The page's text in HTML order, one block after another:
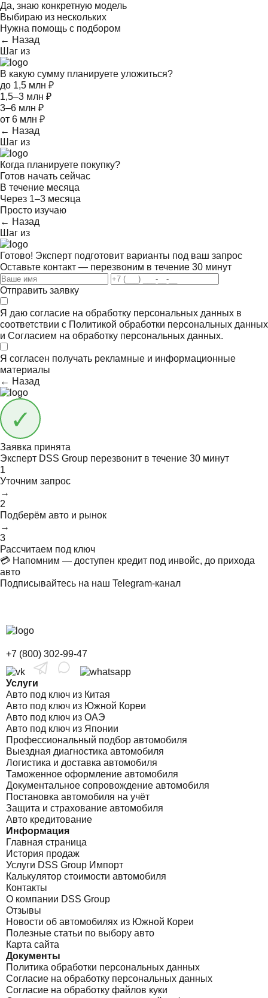
Да, знаю конкретную модель
Выбираю из нескольких
Нужна помощь с подбором
← Назад
Шаг из
В какую сумму планируете уложиться?
до 1,5 млн ₽
1,5–3 млн ₽
3–6 млн ₽
от 6 млн ₽
← Назад
Шаг из
Когда планируете покупку?
Готов начать сейчас
В течение месяца
Через 1–3 месяца
Просто изучаю
← Назад
Шаг из
Готово! Эксперт подготовит варианты под ваш запрос
Оставьте контакт — перезвоним в течение 30 минут
Отправить заявку
Я даю согласие на обработку персональных данных в
соответствии с Политикой обработки персональных данных
и Согласием на обработку персональных данных.
Я согласен получать рекламные и информационные
материалы
← Назад
Заявка принята
Эксперт DSS Group перезвонит в течение 30 минут
1
Уточним запрос
→
2
Подберём авто и рынок
→
3
Рассчитаем под ключ
💳 Напомним — доступен кредит под инвойс, до прихода
авто
Подписывайтесь на наш Telegram-канал
+7 (800) 302-99-47
Услуги
Авто под ключ из Китая
Авто под ключ из Южной Кореи
Авто под ключ из ОАЭ
Авто под ключ из Японии
Профессиональный подбор автомобиля
Выездная диагностика автомобиля
Логистика и доставка автомобиля
Таможенное оформление автомобиля
Документальное сопровождение автомобиля
Постановка автомобиля на учёт
Защита и страхование автомобиля
Авто кредитование
Информация
Главная страница
История продаж
Услуги DSS Group Импорт
Калькулятор стоимости автомобиля
Контакты
О компании DSS Group
Отзывы
Новости об автомобилях из Южной Кореи
Полезные статьи по выбору авто
Карта сайта
Документы
Политика обработки персональных данных
Согласие на обработку персональных данных
Согласие на обработку файлов куки